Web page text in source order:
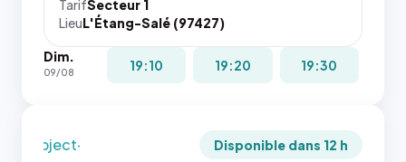
TarifSecteur 1
LieuL'Étang-Salé (97427)
Dim.
09/08 19:10 19:20 19:30
juste à
toutes les
puisque la
`object-
Disponible dans 12 h